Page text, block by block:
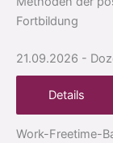
Fortbildung
21.09.2026 -
Details
Work-Freetime-